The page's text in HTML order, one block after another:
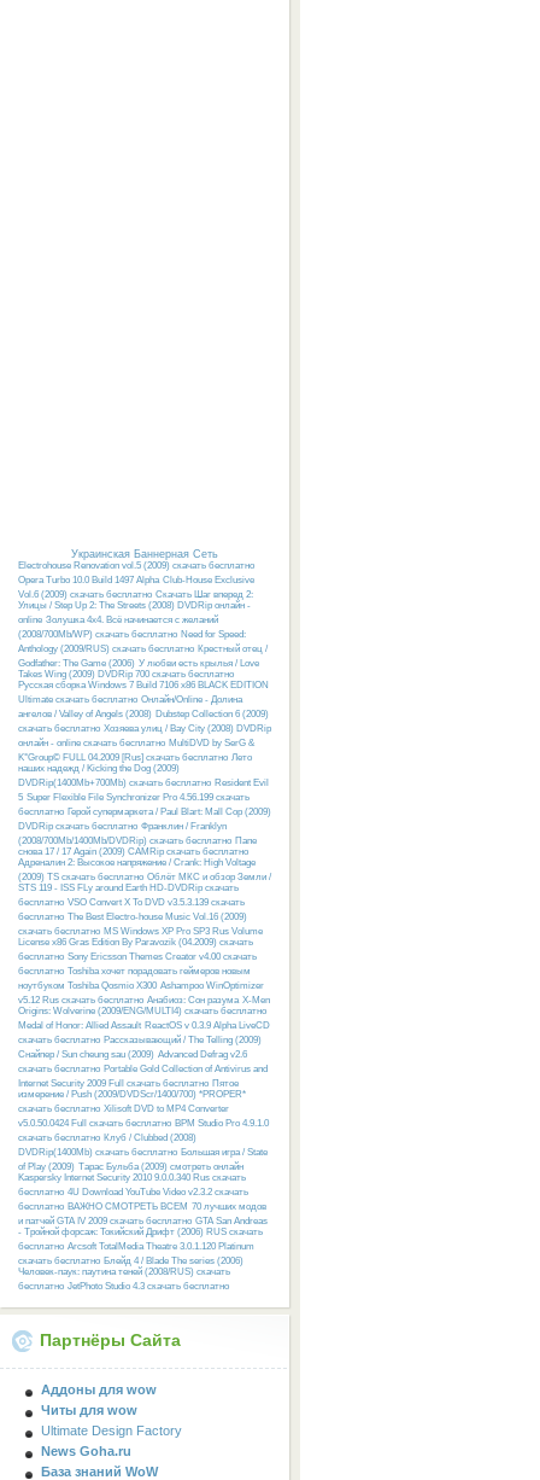
Украинская Баннерная Сеть
Electrohouse Renovation vol.5 (2009) скачать бесплатно
Opera Turbo 10.0 Build 1497 Alpha Club-House Exclusive
Vol.6 (2009) скачать бесплатно Скачать Шаг вперед 2:
Улицы / Step Up 2: The Streets (2008) DVDRip онлайн -
online Золушка 4х4. Всё начинается с желаний
(2008/700Mb/WP) скачать бесплатно Need for Speed:
Anthology (2009/RUS) скачать бесплатно Крестный отец /
Godfather: The Game (2006) У любви есть крылья / Love
Takes Wing (2009) DVDRip 700 скачать бесплатно
Русcкая сборка Windows 7 Build 7106 x86 BLACK EDITION
Ultimate скачать бесплатно Онлайн/Online - Долина
ангелов / Valley of Angels (2008) Dubstep Collection 6 (2009)
скачать бесплатно Хозяева улиц / Bay City (2008) DVDRip
онлайн - online скачать бесплатно MultiDVD by SerG &
K°Group© FULL 04.2009 [Rus] скачать бесплатно Лето
наших надежд / Kicking the Dog (2009)
DVDRip(1400Mb+700Mb) скачать бесплатно Resident Evil
5 Super Flexible File Synchronizer Pro 4.56.199 скачать
бесплатно Герой супермаркета / Paul Blart: Mall Cop (2009)
DVDRip скачать бесплатно Франклин / Franklyn
(2008/700Mb/1400Mb/DVDRip) скачать бесплатно Папе
снова 17 / 17 Again (2009) CAMRip скачать бесплатно
Адреналин 2: Высокое напряжение / Crank: High Voltage
(2009) TS скачать бесплатно Облёт МКС и обзор Земли /
STS 119 - ISS FLy around Earth HD-DVDRip скачать
бесплатно VSO Convert X To DVD v3.5.3.139 скачать
бесплатно The Best Electro-house Music Vol.16 (2009)
скачать бесплатно MS Windows XP Pro SP3 Rus Volume
License x86 Gras Edition By Paravozik (04.2009) скачать
бесплатно Sony Ericsson Themes Creator v4.00 скачать
бесплатно Toshiba хочет порадовать геймеров новым
ноутбуком Toshiba Qosmio X300 Ashampoo WinOptimizer
v5.12 Rus скачать бесплатно Анабиоз: Сон разума X-Men
Origins: Wolverine (2009/ENG/MULTI4) скачать бесплатно
Medal of Honor: Allied Assault ReactOS v 0.3.9 Alpha LiveCD
скачать бесплатно Рассказывающий / The Telling (2009)
Снайпер / Sun cheung sau (2009) Advanced Defrag v2.6
скачать бесплатно Portable Gold Collection of Antivirus and
Internet Security 2009 Full скачать бесплатно Пятое
измерение / Push (2009/DVDScr/1400/700) *PROPER*
скачать бесплатно Xilisoft DVD to MP4 Converter
v5.0.50.0424 Full скачать бесплатно BPM Studio Pro 4.9.1.0
скачать бесплатно Клуб / Clubbed (2008)
DVDRip(1400Mb) скачать бесплатно Большая игра / State
of Play (2009) Тарас Бульба (2009) смотреть онлайн
Kaspersky Internet Security 2010 9.0.0.340 Rus скачать
бесплатно 4U Download YouTube Video v2.3.2 скачать
бесплатно ВАЖНО СМОТРЕТЬ ВСЕМ 70 лучших модов
и патчей GTA IV 2009 скачать бесплатно GTA San Andreas
- Тройной форсаж: Токийский Дрифт (2006) RUS скачать
бесплатно Arcsoft TotalMedia Theatre 3.0.1.120 Platinum
скачать бесплатно Блейд 4 / Blade The series (2006)
Человек-паук: паутина теней (2008/RUS) скачать
бесплатно JetPhoto Studio 4.3 скачать бесплатно
Партнёры Сайта
Аддоны для wow
Читы для wow
Ultimate Design Factory
News Goha.ru
База знаний WoW